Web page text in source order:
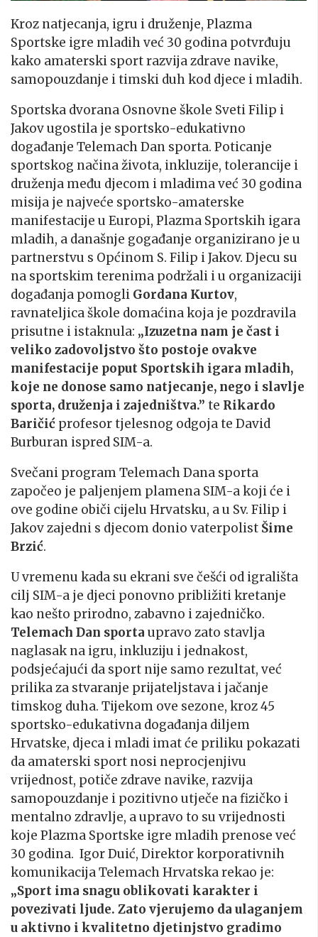
Kroz natjecanja, igru i druženje, Plazma
Sportske igre mladih već 30 godina potvrđuju
kako amaterski sport razvija zdrave navike,
samopouzdanje i timski duh kod djece i mladih.
Sportska dvorana Osnovne škole Sveti Filip i
Jakov ugostila je sportsko-edukativno
događanje Telemach Dan sporta. Poticanje
sportskog načina života, inkluzije, tolerancije i
druženja među djecom i mladima već 30 godina
misija je najveće sportsko-amaterske
manifestacije u Europi, Plazma Sportskih igara
mladih, a današnje gogađanje organizirano je u
partnerstvu s Općinom S. Filip i Jakov. Djecu su
na sportskim terenima podržali i u organizaciji
događanja pomogli Gordana Kurtov,
ravnateljica škole domaćina koja je pozdravila
prisutne i istaknula: „Izuzetna nam je čast i
veliko zadovoljstvo što postoje ovakve
manifestacije poput Sportskih igara mladih,
koje ne donose samo natjecanje, nego i slavlje
sporta, druženja i zajedništva.” te Rikardo
Baričić profesor tjelesnog odgoja te David
Burburan ispred SIM-a.
Svečani program Telemach Dana sporta
započeo je paljenjem plamena SIM-a koji će i
ove godine običi cijelu Hrvatsku, a u Sv. Filip i
Jakov zajedni s djecom donio vaterpolist Šime
Brzić.
U vremenu kada su ekrani sve češći od igrališta
cilj SIM-a je djeci ponovno približiti kretanje
kao nešto prirodno, zabavno i zajedničko.
Telemach Dan sporta upravo zato stavlja
naglasak na igru, inkluziju i jednakost,
podsjećajući da sport nije samo rezultat, već
prilika za stvaranje prijateljstava i jačanje
timskog duha. Tijekom ove sezone, kroz 45
sportsko-edukativna događanja diljem
Hrvatske, djeca i mladi imat će priliku pokazati
da amaterski sport nosi neprocjenjivu
vrijednost, potiče zdrave navike, razvija
samopouzdanje i pozitivno utječe na fizičko i
mentalno zdravlje, a upravo to su vrijednosti
koje Plazma Sportske igre mladih prenose već
30 godina. Igor Duić, Direktor korporativnih
komunikacija Telemach Hrvatska rekao je:
„Sport ima snagu oblikovati karakter i
povezivati ljude. Zato vjerujemo da ulaganjem
u aktivno i kvalitetno djetinjstvo gradimo